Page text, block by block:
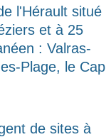
l'Hérault situé
et à 25
: Valras-
Plage, le Cap
de sites à